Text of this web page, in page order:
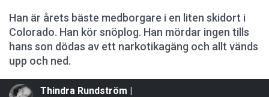
Han är årets bäste medborgare i en liten skidort i
Colorado. Han kör snöplog. Han mördar ingen tills
hans son dödas av ett narkotikagäng och allt vänds
upp och ned.
Thindra Rundström |